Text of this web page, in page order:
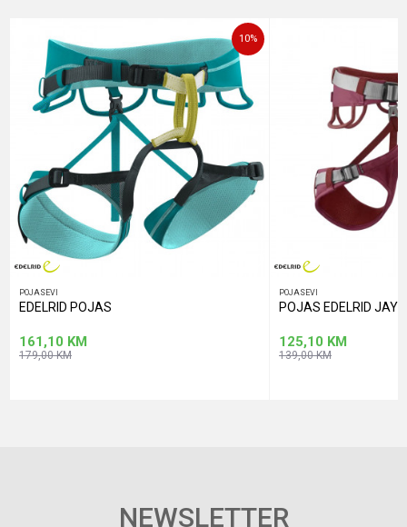
POŠALJI
10%
POJASEVI
EDELRID POJAS
161,10 KM
179,00KM
POJASEVI
POJAS EDELRID
125,10 KM
139,00KM
NEWSLETTER